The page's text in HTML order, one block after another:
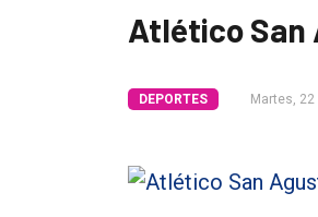
Atlético San
DEPORTES Martes, 22